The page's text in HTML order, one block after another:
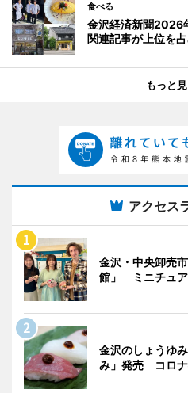
食べる
金沢経済新聞2026
関連記事が上位を
もっと
アクセス
金沢・中央卸売
館」 ミニチュア
金沢のしょうゆ
み」発売 コロナ